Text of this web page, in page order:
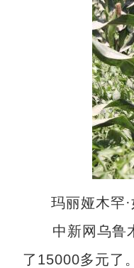
玛丽娅木罕
中新网乌鲁木
了15000多元了